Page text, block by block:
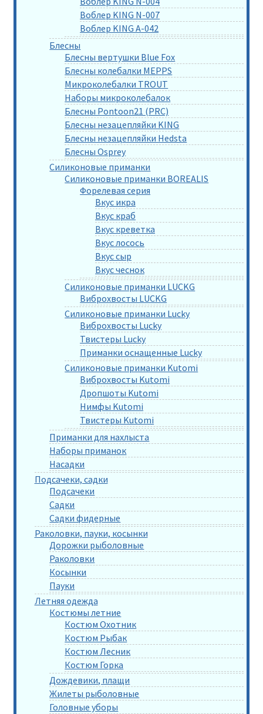
Воблер KING N-007
Воблер KING A-042
Блесны
Блесны вертушки Blue Fox
Блесны колебалки MEPPS
Микроколебалки TROUT
Наборы микроколебалок
Блесны Pontoon21 (PRC)
Блесны незацепляйки KING
Блесны незацепляйки Hedsta
Блесны Osprey
Силиконовые приманки
Силиконовые приманки BOREALIS
Форелевая серия
Вкус икра
Вкус краб
Вкус креветка
Вкус лосось
Вкус сыр
Вкус чеснок
Силиконовые приманки LUCKG
Виброхвосты LUCKG
Силиконовые приманки Lucky
Виброхвосты Lucky
Твистеры Lucky
Приманки оснащенные Lucky
Силиконовые приманки Kutomi
Виброхвосты Kutomi
Дропшоты Kutomi
Нимфы Kutomi
Твистеры Kutomi
Приманки для нахлыста
Наборы приманок
Насадки
Подсачеки, садки
Подсачеки
Садки
Садки фидерные
Раколовки, пауки, косынки
Дорожки рыболовные
Раколовки
Косынки
Пауки
Летняя одежда
Костюмы летние
Костюм Охотник
Костюм Рыбак
Костюм Лесник
Костюм Горка
Дождевики, плащи
Жилеты рыболовные
Головные уборы